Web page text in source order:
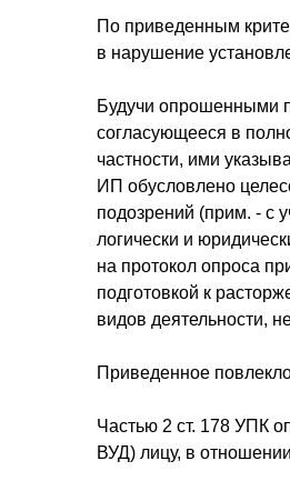
По приведенным
в нарушение
Будучи опрошенными
согласующееся в
частности, ими
ИП обусловлено
подозрений (прим. - с
логически и
на протокол опроса
подготовкой к
видов деятельности,
Приведенное
Частью 2 ст. 178 УПК
ВУД) лицу, в